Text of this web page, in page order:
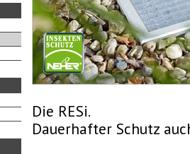
Die RESi.
Dauerhafter Schutz